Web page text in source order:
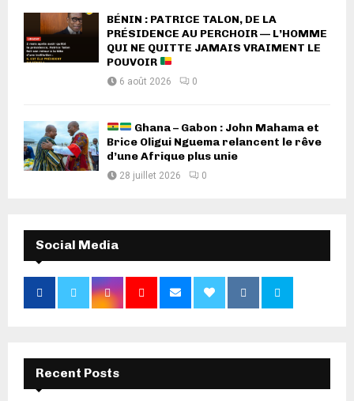
BÉNIN : PATRICE TALON, DE LA
PRÉSIDENCE AU PERCHOIR — L’HOMME
QUI NE QUITTE JAMAIS VRAIMENT LE
POUVOIR
6 août 2026 0
Ghana – Gabon : John Mahama et
Brice Oligui Nguema relancent le rêve
d’une Afrique plus unie
28 juillet 2026 0
Social Media
Recent Posts